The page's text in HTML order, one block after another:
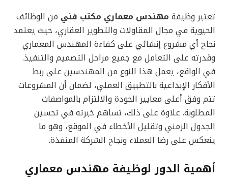
تعتبر وظيفة مهندس معماري مكتب فني من الوظائف
الحيوية في مجال المقاولات والتطوير العقاري، حيث يعتمد
نجاح أي مشروع إنشائي على كفاءة المهندس المعماري
وقدرته على التعامل مع جميع مراحل التصميم والتنفيذ.
في الواقع، يعمل هذا النوع من المهندسين على ربط
الأفكار الإبداعية بالتطبيق العملي، لضمان أن المشروعات
تتم وفق أعلى معايير الجودة والالتزام بالمواصفات
المطلوبة. علاوة على ذلك، تساهم خبرته في تحسين
الجدول الزمني وتقليل الأخطاء في الموقع، وهو ما
ينعكس على رضا العملاء ونجاح الشركة المنفذة.
أهمية الدور لوظيفة مهندس معماري